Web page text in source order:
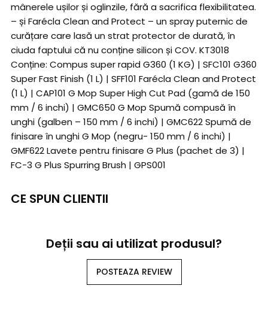
mânerele ușilor și oglinzile, fără a sacrifica flexibilitatea.
– și Farécla Clean and Protect – un spray puternic de
curățare care lasă un strat protector de durată, în
ciuda faptului că nu conține silicon și COV. KT3018
Conține: Compus super rapid G360 (1 KG) | SFC101 G360
Super Fast Finish (1 L) | SFF101 Farécla Clean and Protect
(1 L) | CAP101 G Mop Super High Cut Pad (gamă de 150
mm / 6 inchi) | GMC650 G Mop Spumă compusă în
unghi (galben – 150 mm / 6 inchi) | GMC622 Spumă de
finisare în unghi G Mop (negru- 150 mm / 6 inchi) |
GMF622 Lavete pentru finisare G Plus (pachet de 3) |
FC-3 G Plus Spurring Brush | GPS001
CE SPUN CLIENTII
Deții sau ai utilizat produsul?
POSTEAZA REVIEW